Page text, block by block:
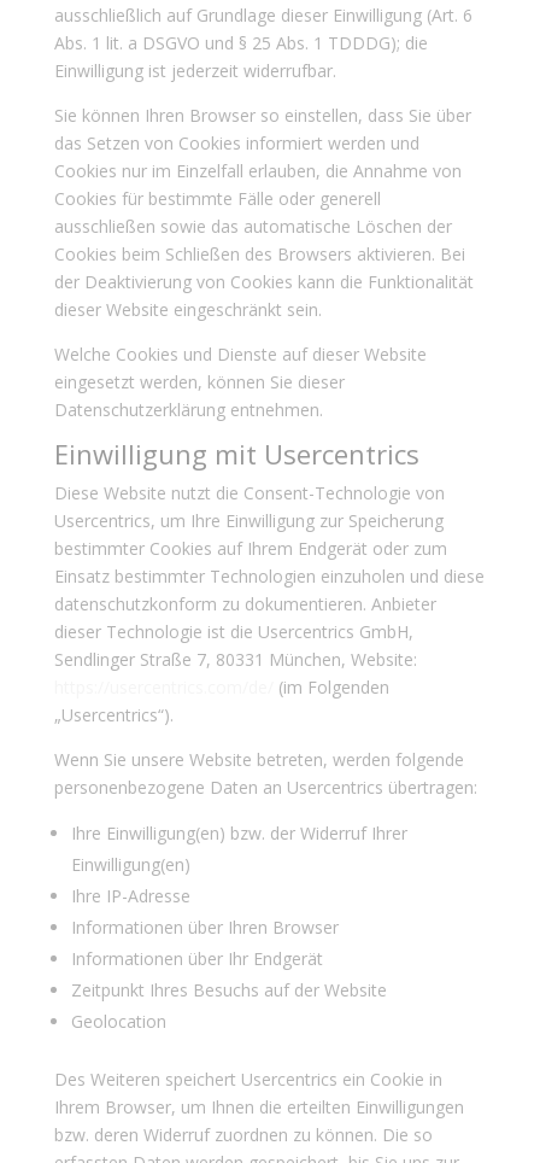
ausschließlich auf Grundlage dieser Einwilligung (Art. 6
Abs. 1 lit. a DSGVO und § 25 Abs. 1 TDDDG); die
Einwilligung ist jederzeit widerrufbar.
Sie können Ihren Browser so einstellen, dass Sie über
das Setzen von Cookies informiert werden und
Cookies nur im Einzelfall erlauben, die Annahme von
Cookies für bestimmte Fälle oder generell
ausschließen sowie das automatische Löschen der
Cookies beim Schließen des Browsers aktivieren. Bei
der Deaktivierung von Cookies kann die Funktionalität
dieser Website eingeschränkt sein.
Welche Cookies und Dienste auf dieser Website
eingesetzt werden, können Sie dieser
Datenschutzerklärung entnehmen.
Einwilligung mit Usercentrics
Diese Website nutzt die Consent-Technologie von
Usercentrics, um Ihre Einwilligung zur Speicherung
bestimmter Cookies auf Ihrem Endgerät oder zum
Einsatz bestimmter Technologien einzuholen und diese
datenschutzkonform zu dokumentieren. Anbieter
dieser Technologie ist die Usercentrics GmbH,
Sendlinger Straße 7, 80331 München, Website:
(im Folgenden
„Usercentrics“).
Wenn Sie unsere Website betreten, werden folgende
personenbezogene Daten an Usercentrics übertragen:
Ihre Einwilligung(en) bzw. der Widerruf Ihrer
Einwilligung(en)
Ihre IP-Adresse
Informationen über Ihren Browser
Informationen über Ihr Endgerät
Zeitpunkt Ihres Besuchs auf der Website
Geolocation
Des Weiteren speichert Usercentrics ein Cookie in
Ihrem Browser, um Ihnen die erteilten Einwilligungen
bzw. deren Widerruf zuordnen zu können. Die so